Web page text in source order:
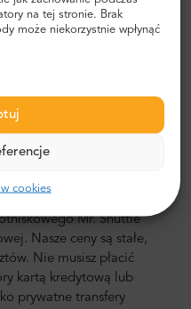
na tej stronie. Brak
może niekorzystnie wpłynąć
cookies
transferu
częstym
minivanach i minibusach
składa się z
posługujących się
i do miasta
Mr. Shuttle
Nasze ceny są stałe,
Nie musisz płacić
kartą kredytową lub
prywatne transfery